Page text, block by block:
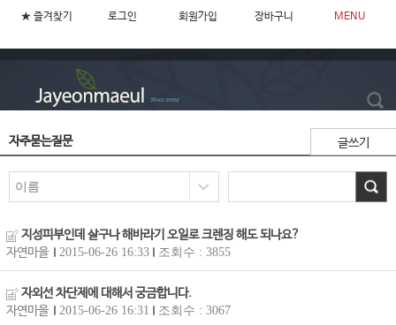
★ 즐겨찾기 로그인 회원가입 장바구니 MENU
자주묻는질문 글쓰기
지성피부인데 살구나 해바라기 오일로 크렌징 해도 되나요?
자연마을
2015-06-26 16:33 조회수 : 3855
자외선 차단제에 대해서 궁금합니다.
자연마을
2015-06-26 16:31 조회수 : 3067